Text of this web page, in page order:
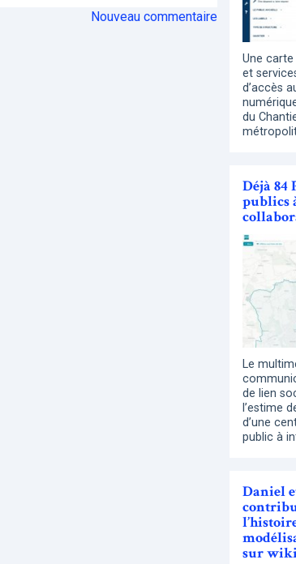
Nouveau commentaire
Une
et
d’accès
du
Déjà 84
publics
Le
de lien
l’estime
d’une
public à
Daniel
sur